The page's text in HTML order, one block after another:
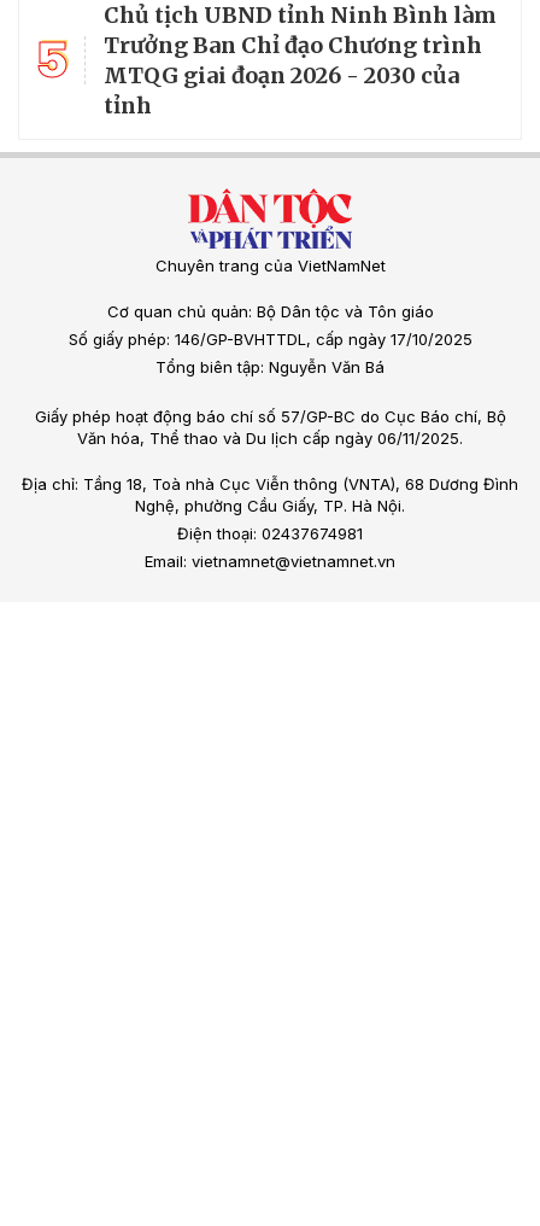
5
Chủ tịch UBND tỉnh Ninh Bình làm
Trưởng Ban Chỉ đạo Chương trình
MTQG giai đoạn 2026 - 2030 của
tỉnh
Chuyên trang của VietNamNet
Cơ quan chủ quản: Bộ Dân tộc và Tôn giáo
Số giấy phép: 146/GP-BVHTTDL, cấp ngày 17/10/2025
Tổng biên tập: Nguyễn Văn Bá
Giấy phép hoạt động báo chí số 57/GP-BC do Cục Báo chí, Bộ
Văn hóa, Thể thao và Du lịch cấp ngày 06/11/2025.
Địa chỉ: Tầng 18, Toà nhà Cục Viễn thông (VNTA), 68 Dương Đình
Nghệ, phường Cầu Giấy, TP. Hà Nội.
Điện thoại: 02437674981
Email: vietnamnet@vietnamnet.vn